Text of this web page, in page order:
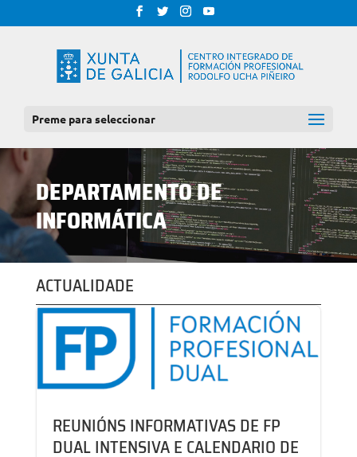
Preme para seleccionar
DEPARTAMENTO DE
INFORMÁTICA
ACTUALIDADE
REUNIÓNS INFORMATIVAS DE FP
DUAL INTENSIVA E CALENDARIO DE